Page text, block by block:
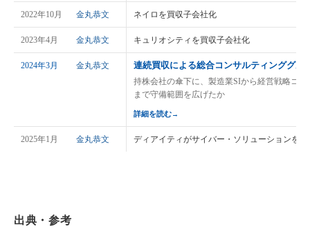
2022年10月 金丸恭文 ネイロを買収子会社化
2023年4月 金丸恭文 キュリオシティを買収子会社化
2024年3月 金丸恭文 連続買収による総合コンサルティンググル
持株会社の傘下に、製造業SIから経営戦略コ
まで守備範囲を広げたか
詳細を読む→
2025年1月 金丸恭文 ディアイティがサイバー・ソリューションを吸
出典・参考